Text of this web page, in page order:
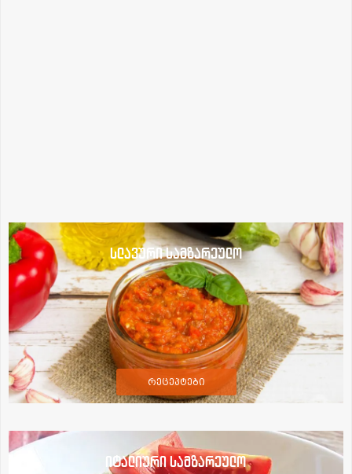
სლავური სამზარეულო
რეცეპტები
იტალიური სამზარეულო